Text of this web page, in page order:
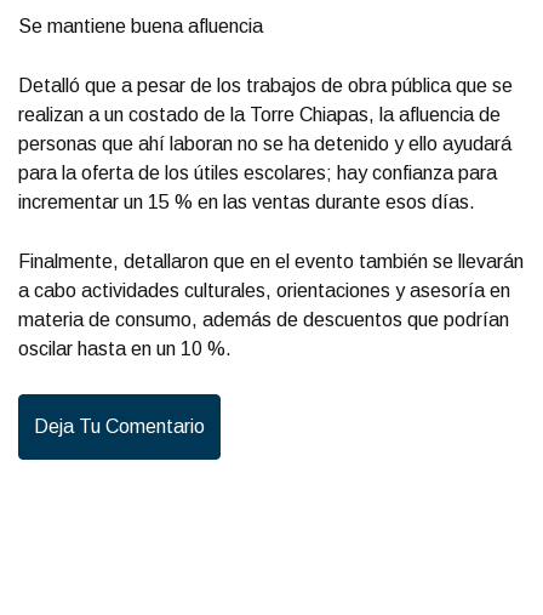
Se mantiene buena afluencia
Detalló que a pesar de los trabajos de obra pública que se
realizan a un costado de la Torre Chiapas, la afluencia de
personas que ahí laboran no se ha detenido y ello ayudará
para la oferta de los útiles escolares; hay confianza para
incrementar un 15 % en las ventas durante esos días.
Finalmente, detallaron que en el evento también se llevarán
a cabo actividades culturales, orientaciones y asesoría en
materia de consumo, además de descuentos que podrían
oscilar hasta en un 10 %.
Deja Tu Comentario